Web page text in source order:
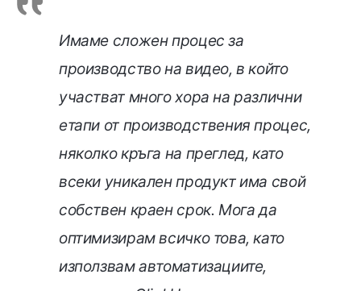
Имаме сложен процес за
производство на видео, в който
участват много хора на различни
етапи от производствения процес,
няколко кръга на преглед, като
всеки уникален продукт има свой
собствен краен срок. Мога да
оптимизирам всичко това, като
използвам автоматизациите,